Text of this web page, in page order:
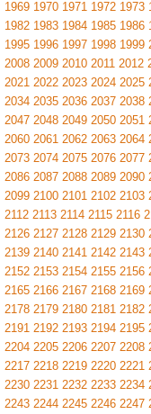
1969 1970 1971 1972 1973
1982 1983 1984 1985 1986
1995 1996 1997 1998 1999
2008 2009 2010 2011 2012
2021 2022 2023 2024 2025
2034 2035 2036 2037 2038
2047 2048 2049 2050 2051
2060 2061 2062 2063 2064
2073 2074 2075 2076 2077
2086 2087 2088 2089 2090
2099 2100 2101 2102 2103
2112 2113 2114 2115 2116
2126 2127 2128 2129 2130
2139 2140 2141 2142 2143
2152 2153 2154 2155 2156
2165 2166 2167 2168 2169
2178 2179 2180 2181 2182
2191 2192 2193 2194 2195
2204 2205 2206 2207 2208
2217 2218 2219 2220 2221
2230 2231 2232 2233 2234
2243 2244 2245 2246 2247